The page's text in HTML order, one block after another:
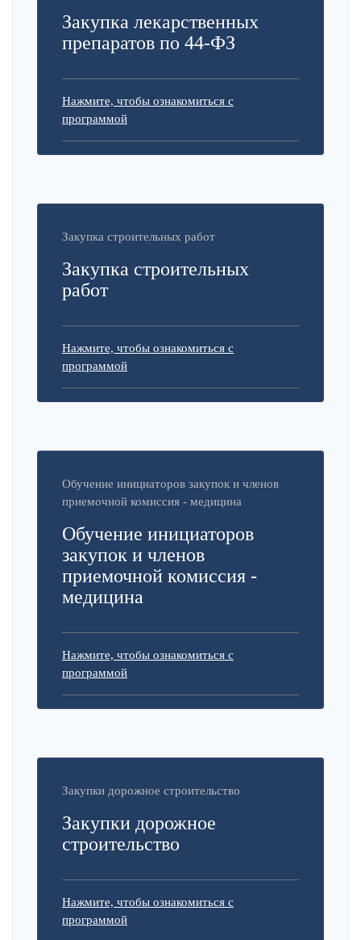
Закупка лекарственных
препаратов по 44-ФЗ
Нажмите, чтобы ознакомиться с
программой
Закупка строительных работ
Закупка строительных
работ
Нажмите, чтобы ознакомиться с
программой
Обучение инициаторов закупок и членов
приемочной комиссия - медицина
Обучение инициаторов
закупок и членов
приемочной комиссия -
медицина
Нажмите, чтобы ознакомиться с
программой
Закупки дорожное строительство
Закупки дорожное
строительство
Нажмите, чтобы ознакомиться с
программой